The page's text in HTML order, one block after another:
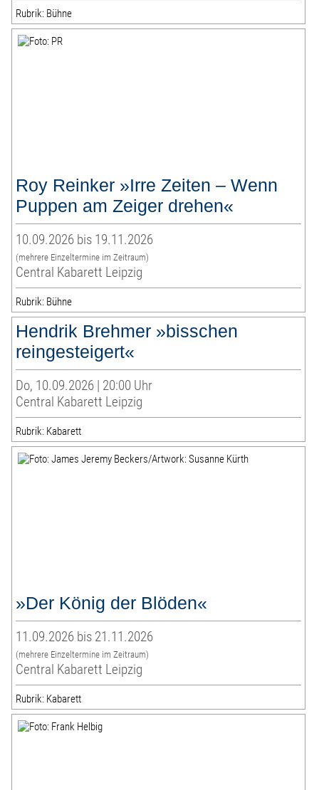
Rubrik: Bühne
Roy Reinker »Irre Zeiten – Wenn
Puppen am Zeiger drehen«
10.09.2026 bis 19.11.2026
(mehrere Einzeltermine im Zeitraum)
Central Kabarett Leipzig
Rubrik: Bühne
Hendrik Brehmer »bisschen
reingesteigert«
Do, 10.09.2026 | 20:00 Uhr
Central Kabarett Leipzig
Rubrik: Kabarett
»Der König der Blöden«
11.09.2026 bis 21.11.2026
(mehrere Einzeltermine im Zeitraum)
Central Kabarett Leipzig
Rubrik: Kabarett